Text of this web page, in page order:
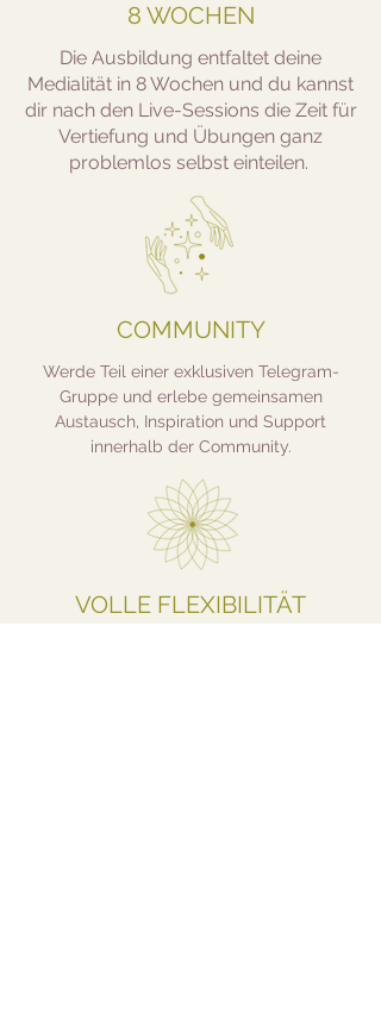
8 WOCHEN
Die Ausbildung entfaltet deine
Medialität in 8 Wochen und du kannst
dir nach den Live-Sessions die Zeit für
Vertiefung und Übungen ganz
problemlos selbst einteilen.
COMMUNITY
Werde Teil einer exklusiven Telegram-
Gruppe und erlebe gemeinsamen
Austausch, Inspiration und Support
innerhalb der Community.
VOLLE FLEXIBILITÄT